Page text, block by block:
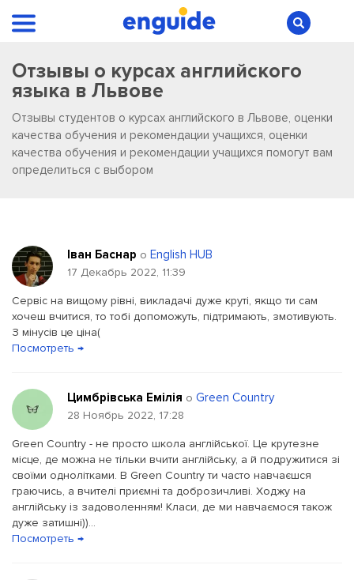
Отзывы о курсах английского
языка в Львове
Отзывы студентов о курсах английского в Львове, оценки
качества обучения и рекомендации учащихся, оценки
качества обучения и рекомендации учащихся помогут вам
определиться с выбором
Іван Баснар о English HUB
17 Декабрь 2022, 11:39
Сервіс на вищому рівні, викладачі дуже круті, якщо ти сам
хочеш вчитися, то тобі допоможуть, підтримають, змотивують.
З мінусів це ціна(
Посмотреть →
Цимбрівська Емілія о Green Country
28 Ноябрь 2022, 17:28
Green Country - не просто школа англійської. Це крутезне
місце, де можна не тільки вчити англійську, а й подружитися зі
своїми однолітками. В Green Country ти часто навчаєшся
граючись, а вчителі приємні та доброзичливі. Ходжу на
англійську із задоволенням! Класи, де ми навчаємося також
дуже затишні))...
Посмотреть →